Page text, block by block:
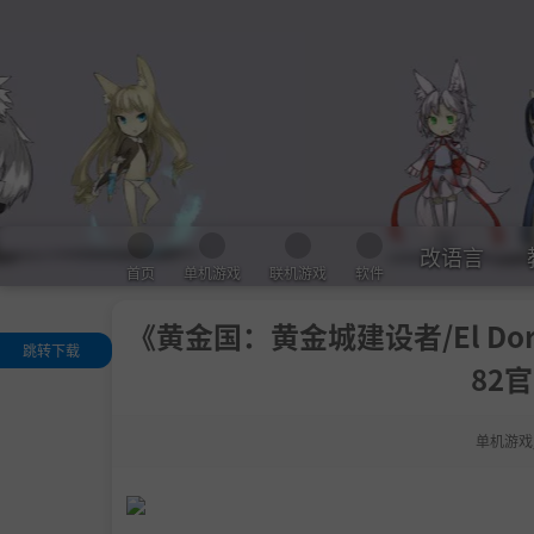
首页 单机游戏 联机游戏 软件
改语言
《黄金国：黄金城建设者/El
82
单机游戏
跳转下载